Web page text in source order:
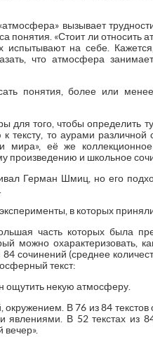
вызывает
понятия. «Стоит ли
испытывают на себе.
что атмосфера
понятия, более или
того, чтобы определить
то аурами различной
мира», её же
произведению и школьное
Герман Шмиц, но его
в которых
часть которых была
можно охарактеризовать,
сочинений (среднее
текст:
ощутить некую атмосферу.
В 76 из 84
В 52 текстах из
вечер».